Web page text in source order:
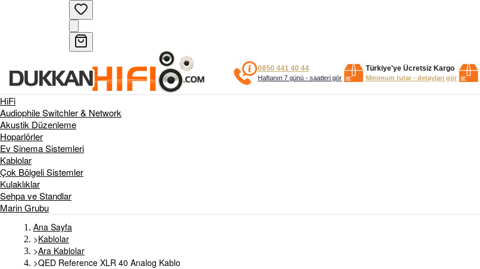
0850 441 40 44
Haftanın 7 günü - saatleri gör
Türkiye'ye Ücretsiz Kargo
Minimum tutar - detayları gör
HiFi
Audiophile Switchler & Network
Akustik Düzenleme
Hoparlörler
Ev Sinema Sistemleri
Kablolar
Çok Bölgeli Sistemler
Kulaklıklar
Sehpa ve Standlar
Marin Grubu
Ana Sayfa
>Kablolar
>Ara Kablolar
>QED Reference XLR 40 Analog Kablo